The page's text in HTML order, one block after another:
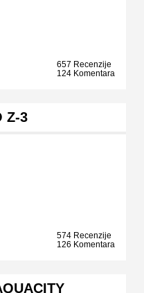
657 Recenzije
124 Komentara
Z-3
574 Recenzije
126 Komentara